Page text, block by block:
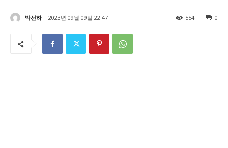
박선하 2023년 09월 09일 22:47 0
554